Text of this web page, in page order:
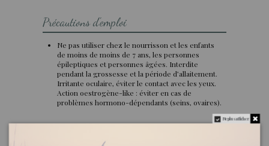
Précautions d'emploi
Ne pas utiliser chez le nourrisson et les enfants
de moins de moins de 7 ans, les personnes
épileptiques et personnes âgées. Interdite
pendant la grossesse et la période d’allaitement.
Irritante oculaire, éviter le contact avec les yeux.
Action oestrogène-like : éviter en cas de
problèmes hormono-dépendants (seins, ovaires).
Ne plus afficher